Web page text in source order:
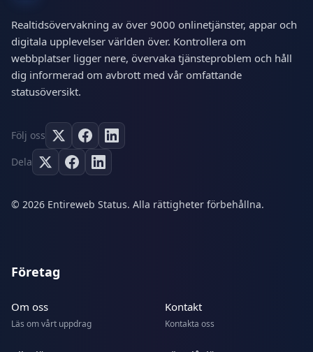
Realtidsövervakning av över 9000 onlinetjänster, appar och
digitala upplevelser världen över. Kontrollera om
webbplatser ligger nere, övervaka tjänsteproblem och håll
dig informerad om avbrott med vår omfattande
statusöversikt.
Följ oss
Dela
© 2026 Entireweb Status. Alla rättigheter förbehållna.
Företag
Om oss
Läs om vårt uppdrag
Kontakt
Kontakta oss